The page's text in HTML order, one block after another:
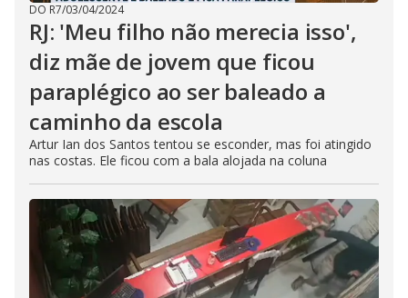
DO R7/03/04/2024
RJ: 'Meu filho não merecia isso',
diz mãe de jovem que ficou
paraplégico ao ser baleado a
caminho da escola
Artur Ian dos Santos tentou se esconder, mas foi atingido
nas costas. Ele ficou com a bala alojada na coluna